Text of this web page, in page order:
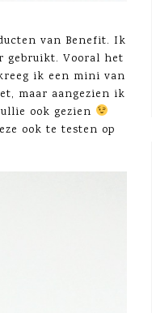
van Benefit. Ik
gebruikt. Vooral het
ik een mini van
maar aangezien ik
ook gezien
ook te testen op